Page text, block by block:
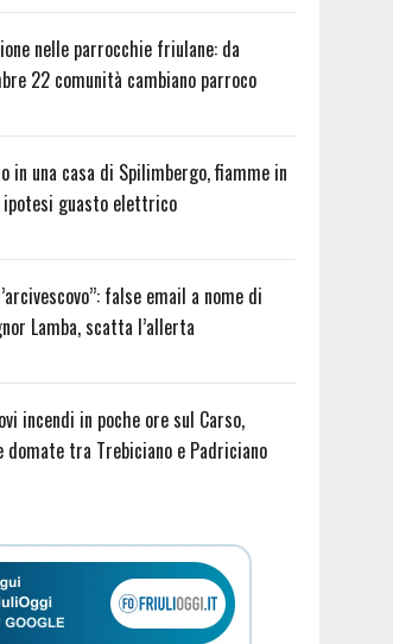
nelle parrocchie friulane: da
22 comunità cambiano parroco
in una casa di Spilimbergo, fiamme in
ipotesi guasto elettrico
false email a nome di
Lamba, scatta l’allerta
incendi in poche ore sul Carso,
domate tra Trebiciano e Padriciano